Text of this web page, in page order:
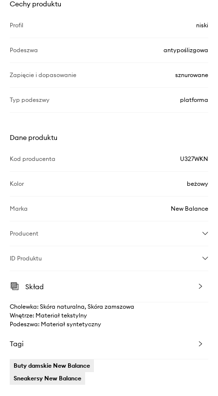
Cechy produktu
Profil niski
Podeszwa antypoślizgowa
Zapięcie i dopasowanie sznurowane
Typ podeszwy platforma
Dane produktu
Kod producenta U327WKN
Kolor beżowy
Marka New Balance
Producent
ID Produktu
Skład
Cholewka: Skóra naturalna, Skóra zamszowa
Wnętrze: Materiał tekstylny
Podeszwa: Materiał syntetyczny
Tagi
Buty damskie New Balance
Sneakersy New Balance